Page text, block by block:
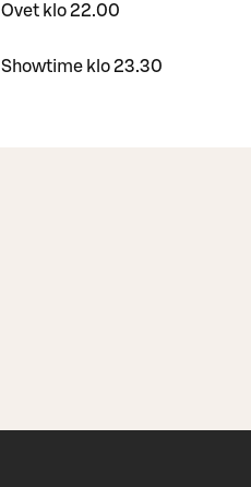
Ovet klo 22.00
Showtime klo 23.30